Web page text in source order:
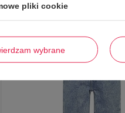
pliki cookie
wybrane